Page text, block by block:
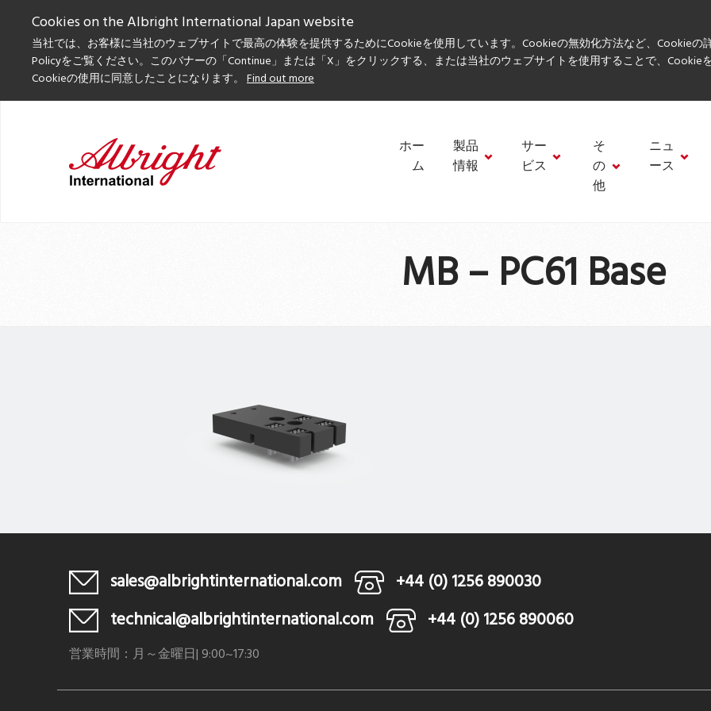
Cookies on the Albright International Japan website
当社では、お客様に当社のウェブサイトで最高の体験を提供するためにCookieを使用しています。Cookieの無効化方法など、Cookieの
Policyをご覧ください。このバナーの「Continue」または「X」をクリックする、または当社のウェブサイトを使用することで、Cookie
Cookieの使用に同意したことになります。 Find out more
ホー
ム
製品
情報
サー
ビス
そ
の
他
ニュ
ース
MB – PC61 Base
sales@albrightinternational.com
+44 (0) 1256 890030
technical@albrightinternational.com
+44 (0) 1256 890060
営業時間：月～金曜日| 9:00~17:30